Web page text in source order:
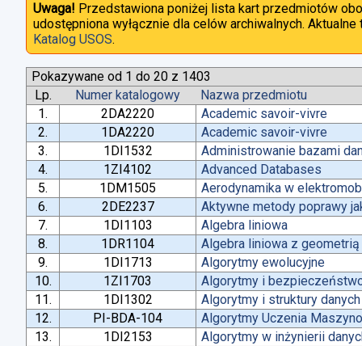
Uwaga! Przedstawiona poniżej lista kart przedmiotów
udostępniona wyłącznie dla celów archiwalnych.
Katalog USOS.
Pokazywane od 1 do 20 z 1403
Lp.
Numer katalogowy
Nazwa przedmiotu
1.
2DA2220
Academic savoir-vivre
2.
1DA2220
Academic savoir-vivre
3.
1DI1532
Administrowanie bazami
4.
1ZI4102
Advanced Databases
5.
1DM1505
Aerodynamika w
6.
2DE2237
Aktywne metody poprawy
7.
1DI1103
Algebra liniowa
8.
1DR1104
Algebra liniowa z geometrią
9.
1DI1713
Algorytmy ewolucyjne
10.
1ZI1703
Algorytmy i
11.
1DI1302
Algorytmy i struktury danych
12.
PI-BDA-104
Algorytmy Uczenia
13.
1DI2153
Algorytmy w inżynierii